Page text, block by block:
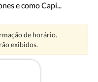
e como Capi...
de horário.
exibidos.